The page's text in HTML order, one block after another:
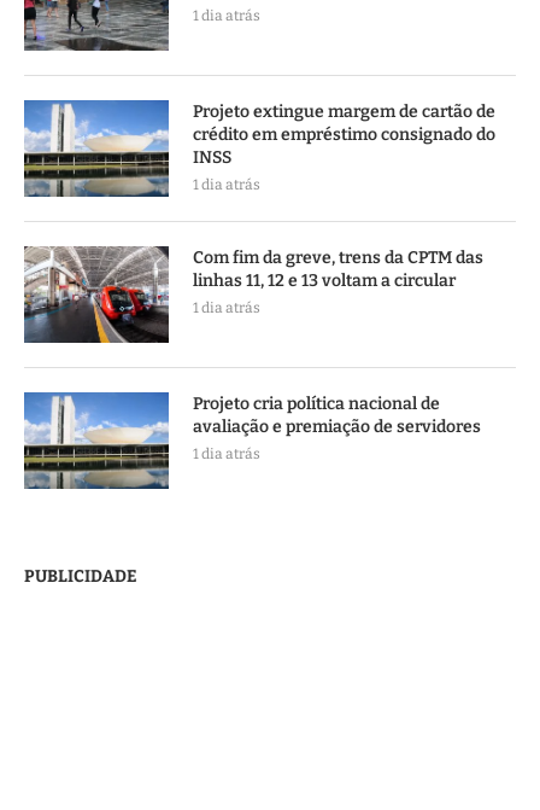
1 dia atrás
Projeto extingue margem de cartão de
crédito em empréstimo consignado do
INSS
1 dia atrás
Com fim da greve, trens da CPTM das
linhas 11, 12 e 13 voltam a circular
1 dia atrás
Projeto cria política nacional de
avaliação e premiação de servidores
1 dia atrás
PUBLICIDADE